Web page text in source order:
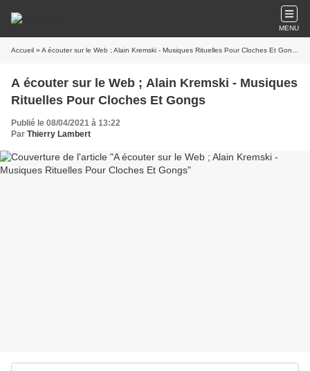
MENU
Accueil » A écouter sur le Web ; Alain Kremski - Musiques Rituelles Pour Cloches Et Gongs
A écouter sur le Web ; Alain Kremski - Musiques
Rituelles Pour Cloches Et Gongs
Publié le 08/04/2021 à 13:22
Par Thierry Lambert